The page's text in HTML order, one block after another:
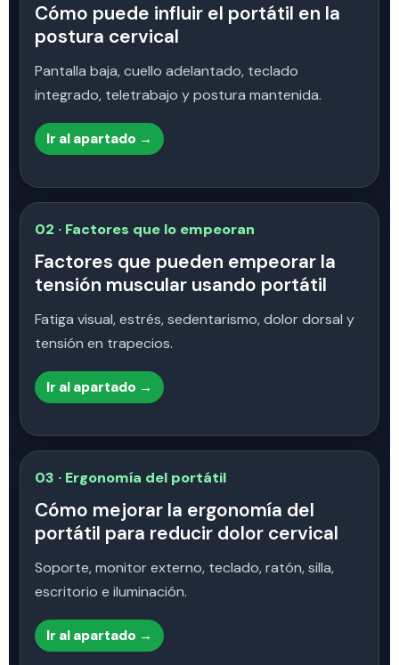
Cómo puede influir el portátil en la
postura cervical
Pantalla baja, cuello adelantado, teclado
integrado, teletrabajo y postura mantenida.
Ir al apartado →
02 · Factores que lo empeoran
Factores que pueden empeorar la
tensión muscular usando portátil
Fatiga visual, estrés, sedentarismo, dolor dorsal y
tensión en trapecios.
Ir al apartado →
03 · Ergonomía del portátil
Cómo mejorar la ergonomía del
portátil para reducir dolor cervical
Soporte, monitor externo, teclado, ratón, silla,
escritorio e iluminación.
Ir al apartado →